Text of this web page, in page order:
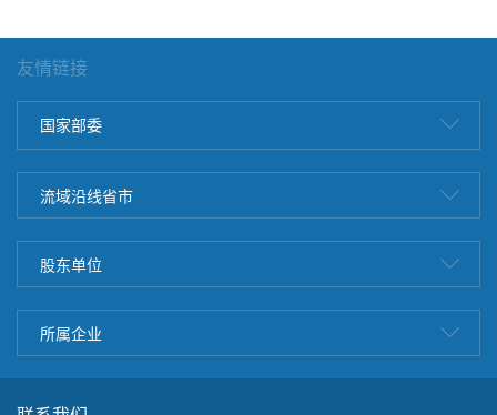
友情链接
国家部委
流域沿线省市
股东单位
所属企业